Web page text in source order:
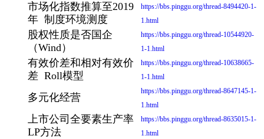
市场化指数推算至2019
年 制度环境测度
https://bbs.pinggu.org/thread-8494420-1-
1.html
股权性质是否国企
（Wind）
https://bbs.pinggu.org/thread-10544920-
1-1.html
有效价差和相对有效价
差 Roll模型
https://bbs.pinggu.org/thread-10638665-
1-1.html
多元化经营
https://bbs.pinggu.org/thread-8647145-1-
1.html
上市公司全要素生产率
LP方法
https://bbs.pinggu.org/thread-8635015-1-
1.html